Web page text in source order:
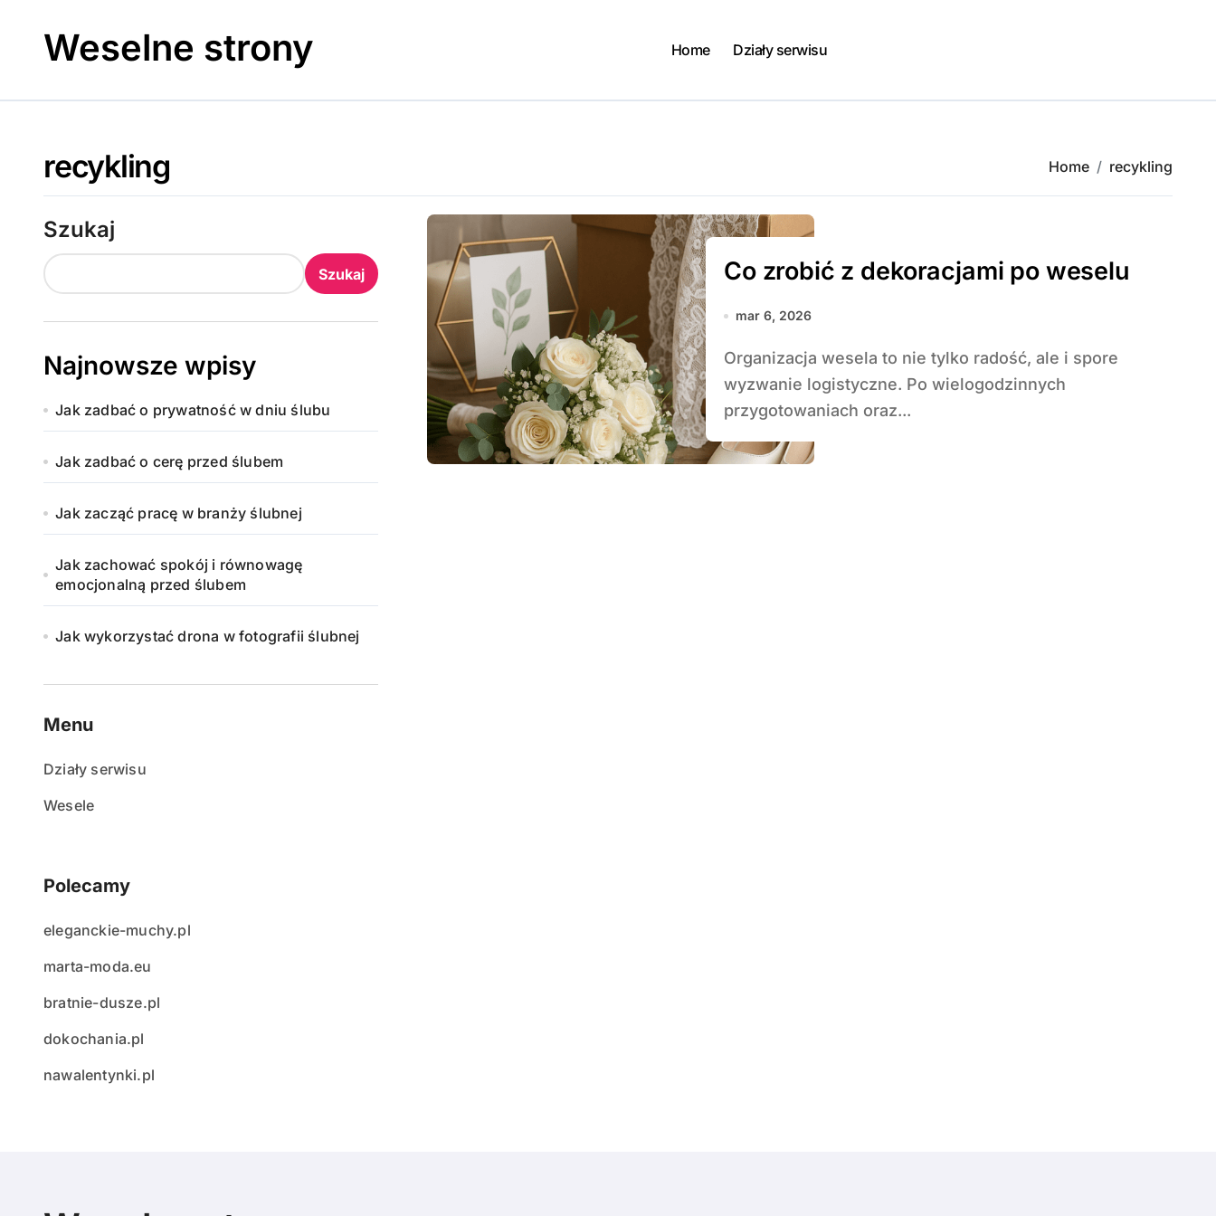
contentWeselne strony Home Działy serwisu
recykling Home recykling
Szukaj
Szukaj
Najnowsze wpisy
Jak zadbać o prywatność w dniu ślubu
Jak zadbać o cerę przed ślubem
Jak zacząć pracę w branży ślubnej
Jak zachować spokój i równowagę
emocjonalną przed ślubem
Jak wykorzystać drona w fotografii ślubnej
Menu
Działy serwisu
Wesele
Polecamy
eleganckie-muchy.pl
marta-moda.eu
bratnie-dusze.pl
dokochania.pl
nawalentynki.pl
Co zrobić z dekoracjami po weselu
mar 6, 2026
Organizacja wesela to nie tylko radość, ale i spore
wyzwanie logistyczne. Po wielogodzinnych
przygotowaniach oraz...